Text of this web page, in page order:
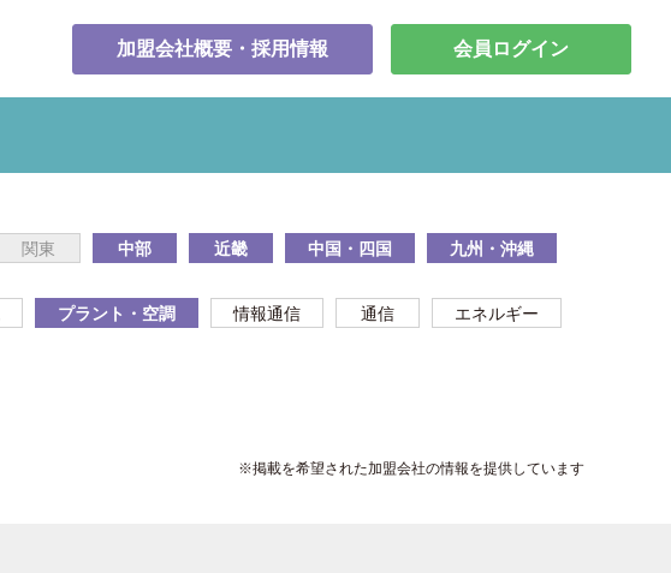
加盟会社概要・採用情報 会員ログイン
関東 中部 近畿 中国・四国 九州・沖縄
プラント・空調 情報通信 通信 エネルギー
※掲載を希望された加盟会社の情報を提供しています